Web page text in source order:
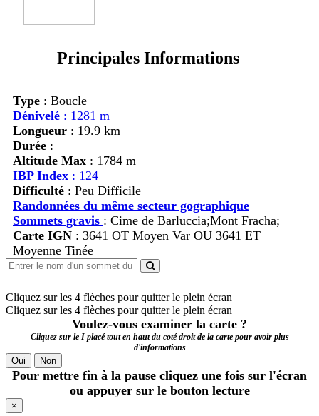
Principales Informations
Type : Boucle
Dénivelé : 1281 m
Longueur : 19.9 km
Durée :
Altitude Max : 1784 m
IBP Index : 124
Difficulté : Peu Difficile
Randonnées du même secteur gographique
Sommets gravis : Cime de Barluccia;Mont Fracha;
Carte IGN : 3641 OT Moyen Var OU 3641 ET
Moyenne Tinée
Cliquez sur les 4 flèches pour quitter le plein écran
Cliquez sur les 4 flèches pour quitter le plein écran
Voulez-vous examiner la carte ?
Cliquez sur le I placé tout en haut du coté droit de la carte pour avoir plus
d'informations
Oui Non
Pour mettre fin à la pause cliquez une fois sur l'écran
ou appuyer sur le bouton lecture
×